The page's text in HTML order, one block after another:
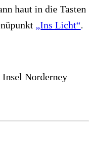
haut in die Tasten
„Ins Licht“.
Norderney